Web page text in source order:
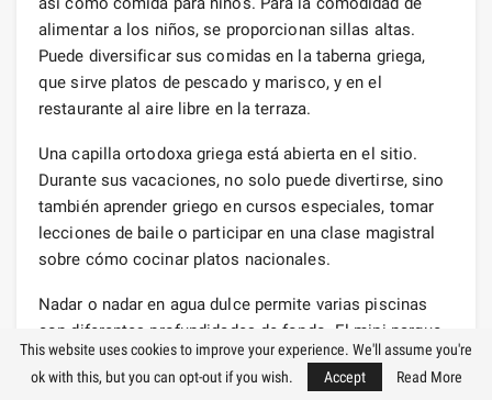
alimentar a los niños, se proporcionan sillas altas.
Puede diversificar sus comidas en la taberna griega,
que sirve platos de pescado y marisco, y en el
restaurante al aire libre en la terraza.
Una capilla ortodoxa griega está abierta en el sitio.
Durante sus vacaciones, no solo puede divertirse, sino
también aprender griego en cursos especiales, tomar
lecciones de baile o participar en una clase magistral
sobre cómo cocinar platos nacionales.
Nadar o nadar en agua dulce permite varias piscinas
con diferentes profundidades de fondo. El mini parque
acuático está representado por toboganes de
diferentes alturas para niños y adultos. Junto a las
This website uses cookies to improve your experience. We'll assume you're
ok with this, but you can opt-out if you wish.
Accept Read More